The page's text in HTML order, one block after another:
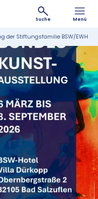
Suche Menü
der Stiftungsfamilie BSW/EWH